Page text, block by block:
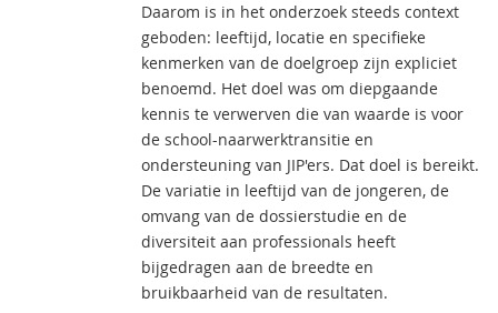
Daarom is in het onderzoek steeds context
geboden: leeftijd, locatie en specifieke
kenmerken van de doelgroep zijn expliciet
benoemd. Het doel was om diepgaande
kennis te verwerven die van waarde is voor
de school-naarwerktransitie en
ondersteuning van JIP'ers. Dat doel is bereikt.
De variatie in leeftijd van de jongeren, de
omvang van de dossierstudie en de
diversiteit aan professionals heeft
bijgedragen aan de breedte en
bruikbaarheid van de resultaten.